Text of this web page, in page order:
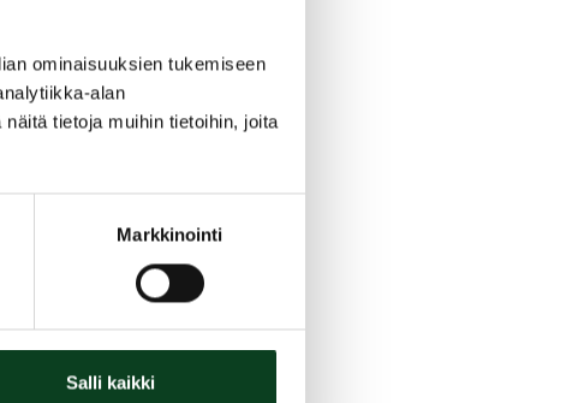
ominaisuuksien tukemiseen
alan
tietoja muihin tietoihin, joita
Markkinointi
Salli kaikki